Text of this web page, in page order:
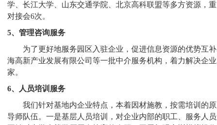
学、长江大学、山东交通学院、北京高科联盟等多方资源，
对接会6次。
5、管理咨询服务
为了更好地服务园区入驻企业，促进信息资源的优势互补
海高新产业发展有限公司等一批中介服务机构，着力解决企
家。
6、人员培训服务
我们针对基地内企业特点，本着因材施教，按需培训的原
导师队伍。一是基层人员培训，对企业内部的职工、服务人